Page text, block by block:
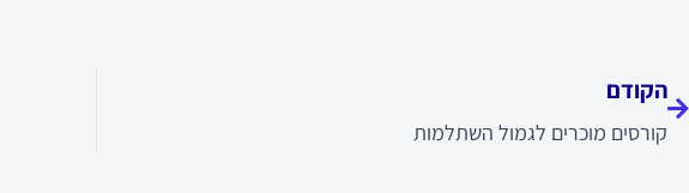
הקודם
קורסים מוכרים לגמול השתלמות